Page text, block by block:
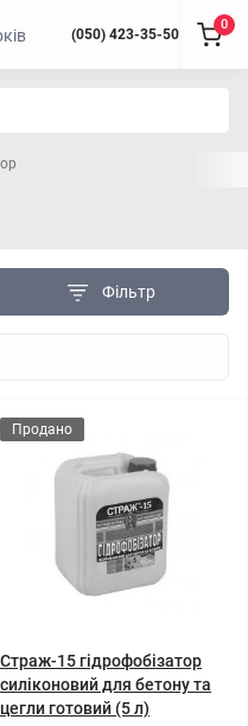
(050) 423-35-50
0
Фільтр
Продано
Страж-15 гідрофобізатор
силіконовий для бетону та
цегли готовий (5 л)